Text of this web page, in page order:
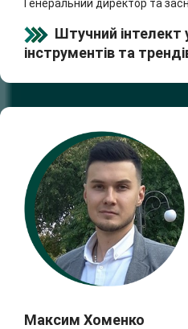
Генеральний директор та
Штучний інтелект
інструментів та
Максим Хоменко